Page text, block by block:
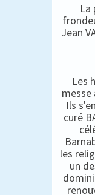
La
Jean
Les
messe
Ils
curé
les
un